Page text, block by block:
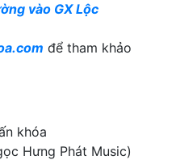
vào GX Lộc
để tham khảo
khóa
Hưng Phát Music)